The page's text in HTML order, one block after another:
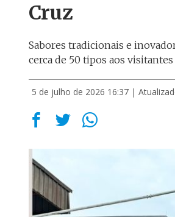
Cruz
Sabores tradicionais e
cerca de 50 tipos aos visitantes
5 de julho de 2026 16:37 |